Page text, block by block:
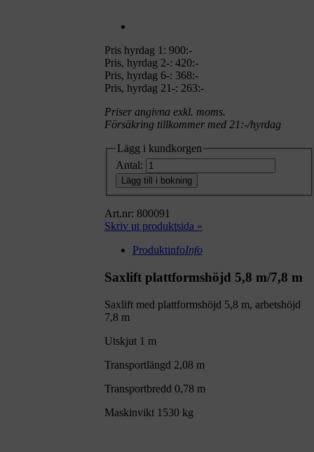
Pris hyrdag 1: 900:-
Pris, hyrdag 2-: 420:-
Pris, hyrdag 6-: 368:-
Pris, hyrdag 21-: 263:-
Priser angivna exkl. moms.
Försäkring tillkommer med 21:-/hyrdag
Lägg i kundkorgen
Antal:
Lägg till i bokning
Art.nr: 800091
Skriv ut produktsida »
ProduktinfoInfo
Saxlift plattformshöjd 5,8 m/7,8 m
Saxlift med plattformshöjd 5,8 m, arbetshöjd
7,8 m
Utskjut 1 m
Transportlängd 2,08 m
Transportbredd 0,78 m
Maskinvikt 1530 kg